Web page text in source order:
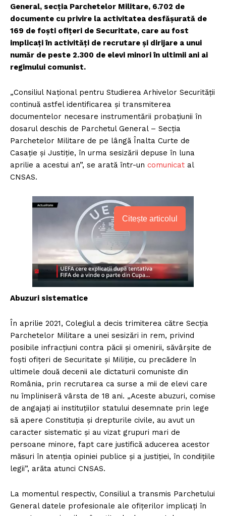
General, secția Parchetelor Militare, 6.702 de
documente cu privire la activitatea desfăşurată de
169 de foşti ofiţeri de Securitate, care au fost
implicaţi în activităţi de recrutare şi dirijare a unui
număr de peste 2.300 de elevi minori în ultimii ani ai
regimului comunist.
„Consiliul Naţional pentru Studierea Arhivelor Securităţii
continuă astfel identificarea şi transmiterea
documentelor necesare instrumentării probaţiunii în
dosarul deschis de Parchetul General – Secţia
Parchetelor Militare de pe lângă Înalta Curte de
Casaţie şi Justiţie, în urma sesizării depuse în luna
aprilie a acestui an”, se arată într-un comunicat al
CNSAS.
Citește articolul
Abuzuri sistematice
În aprilie 2021, Colegiul a decis trimiterea către Secţia
Parchetelor Militare a unei sesizări in rem, privind
posibile infracţiuni contra păcii şi omenirii, săvârşite de
foşti ofiţeri de Securitate şi Miliţie, cu precădere în
ultimele două decenii ale dictaturii comuniste din
România, prin recrutarea ca surse a mii de elevi care
nu împliniseră vârsta de 18 ani. „Aceste abuzuri, comise
de angajaţi ai instituţiilor statului desemnate prin lege
să apere Constituţia şi drepturile civile, au avut un
caracter sistematic şi au vizat grupuri mari de
persoane minore, fapt care justifică aducerea acestor
măsuri în atenţia opiniei publice şi a justiţiei, în condiţiile
legii”, arăta atunci CNSAS.
La momentul respectiv, Consiliul a transmis Parchetului
General datele profesionale ale ofiţerilor implicaţi în